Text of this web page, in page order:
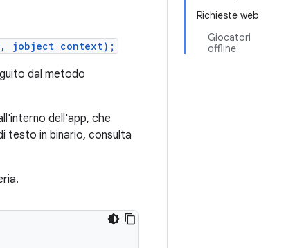
Richieste web
Giocatori
offline
jobject context);
dal metodo
dell'app, che
testo in binario, consulta